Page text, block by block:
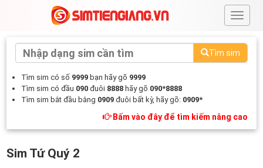
#
Tìm sim
Tìm sim có số 9999 bạn hãy gõ 9999
Tìm sim có đầu 090 đuôi 8888 hãy gõ 090*8888
Tìm sim bắt đầu bằng 0909 đuôi bất kỳ, hãy gõ: 0909*
Bấm vào đây để tìm kiếm nâng cao
Sim Tứ Quý 2